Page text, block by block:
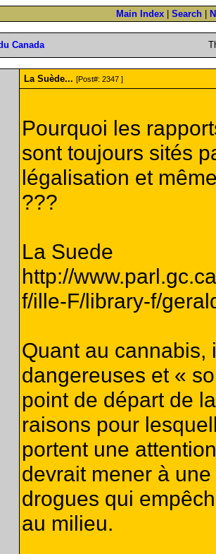
Main Index Search
Canada
La Suède... [Post#: 2347 ]
Pourquoi les
sont toujours sités
légalisation et
???
La Suede
http://
f/ille-F/library-f/
Quant au cannabis,
dangereuses et «
point de départ de
raisons pour
portent une
devrait mener à
drogues qui
au milieu.